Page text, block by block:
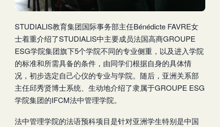
STUDIALIS教育集团国际事务部主任Bénédicte FAVRE女
士着重介绍了STUDIALIS中主要成员法国高商GROUPE
ESG学院集团旗下5个学院不同的专业侧重，以及进入学院
的标准和所需具备的条件，由同学们根据自身的具体情
况，初步选定自己心仪的专业与学院。随后，亚洲关系部
主任邱秀贤博士系统、生动地介绍了隶属于GROUPE ESG
学院集团的IFCM法中管理学院。
法中管理学院的法语预科项目是针对亚洲学生特别是中国